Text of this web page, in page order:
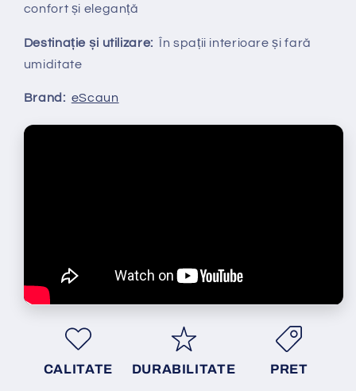
confort și eleganță
Destinație și utilizare: În spații interioare și fară
umiditate
Brand: eScaun
CALITATE DURABILITATE PRET